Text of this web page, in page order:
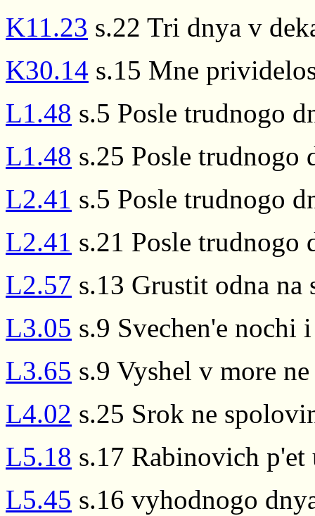
K11.23 s.22 Tri dnya v
K30.14 s.15 Mne
L1.48 s.5 Posle trudnogo
L1.48 s.25 Posle trudnogo
L2.41 s.5 Posle trudnogo
L2.41 s.21 Posle trudnogo
L2.57 s.13 Grustit odna na
L3.05 s.9 Svechen'e nochi
L3.65 s.9 Vyshel v more
L4.02 s.25 Srok ne
L5.18 s.17 Rabinovich p'et
L5.45 s.16 vyhodnogo